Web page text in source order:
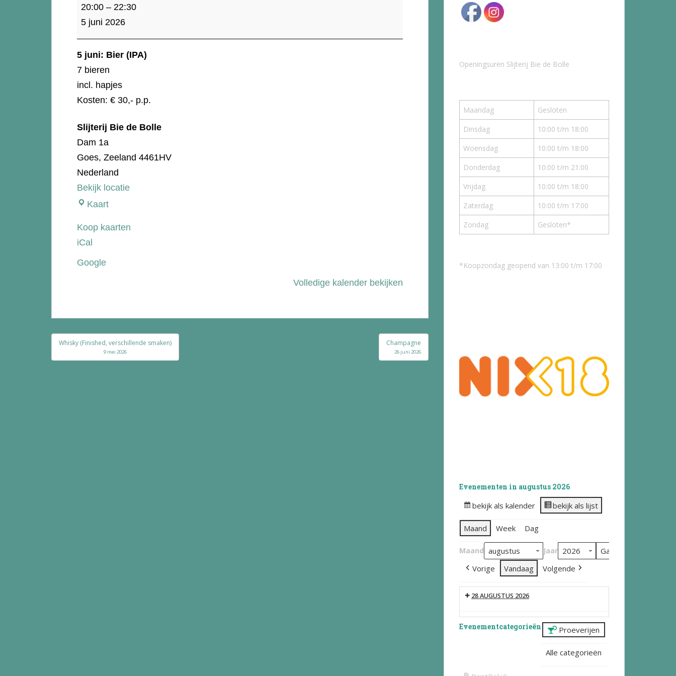
Bier
(IPA)
20:00 – 22:30
5 juni 2026
5 juni: Bier (IPA)
7 bieren
incl. hapjes
Kosten: € 30,- p.p.
Slijterij Bie de Bolle
Dam 1a
Goes, Zeeland 4461HV
Nederland
Bekijk locatie
KaartSlijterij
de
Koop kaarten
iCal
Google
Volledige kalender bekijken
Bericht
navigatie
Whisky (Finished, verschillende smaken)
9 mei 2026
Champagne
26 juni 2026
Openingsuren Slijterij Bie de Bolle
Maandag
Gesloten
Dinsdag
10:00 t/m 18:00
Woensdag
10:00 t/m 18:00
Donderdag
10:00 t/m 21:00
Vrijdag
10:00 t/m 18:00
Zaterdag
10:00 t/m 17:00
Zondag
Gesloten*
*Koopzondag geopend van 13:00 t/m 17:00
Evenementen in augustus 2026
bekijk als kalender bekijk als lijst
Maand Week Dag
Maand Jaar
Vorige Vandaag Volgende
28 AUGUSTUS 2026
Evenementcategorieën Proeverijen
Alle categorieën